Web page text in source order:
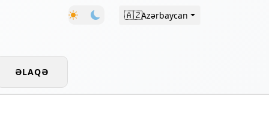
🇦🇿Azərbaycan
ƏLAQƏ